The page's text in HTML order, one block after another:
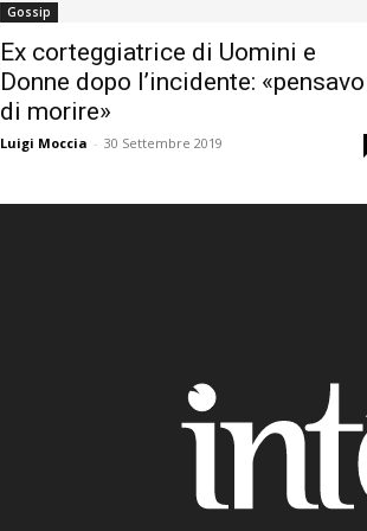
Gossip
Ex corteggiatrice di Uomini e
Donne dopo l’incidente: «pensavo
di morire»
Luigi Moccia - 30 Settembre 2019